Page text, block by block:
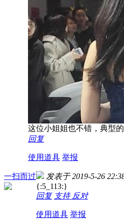
这位小姐姐也不错，典型的
回复
使用道具 举报
一扫而过 发表于 2019-5-26
{:5_113:}
回复 支持 反对
使用道具 举报